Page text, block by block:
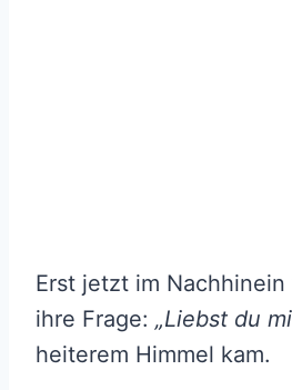
Erst jetzt im
ihre Frage: „Liebst du
heiterem Himmel kam.